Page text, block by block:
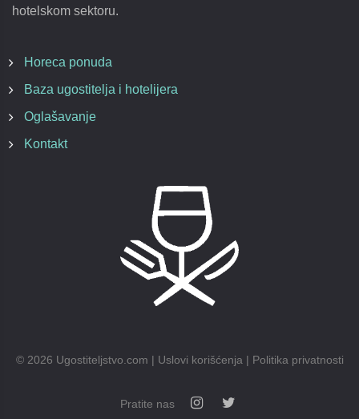
hotelskom sektoru.
Horeca ponuda
Baza ugostitelja i hotelijera
Oglašavanje
Kontakt
© 2026 Ugostiteljstvo.com | Uslovi korišćenja | Politika privatnosti
Pratite nas